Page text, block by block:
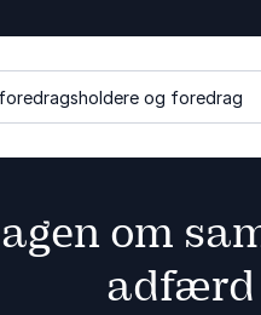
og foredrag
om
adfærd